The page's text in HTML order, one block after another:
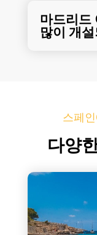
마드리드
많이 개
스페
다양